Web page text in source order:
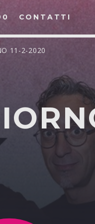
CONTATTI
SITO
11-2-2020